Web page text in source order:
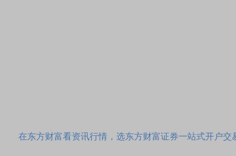
在东方财富看资讯行情，选东方财富证券一站式开户交